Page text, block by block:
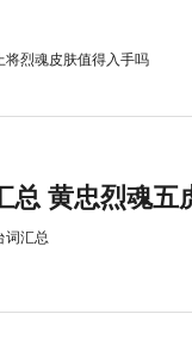
将烈魂皮肤值得入手吗
总 黄忠烈魂五
词汇总